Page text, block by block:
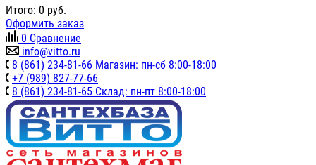
Итого: 0 руб.
Оформить заказ
0 Сравнение
info@vitto.ru
8 (861) 234-81-66 Магазин: пн-сб 8:00-18:00
+7 (989) 827-77-66
8 (861) 234-81-65 Склад: пн-пт 8:00-18:00